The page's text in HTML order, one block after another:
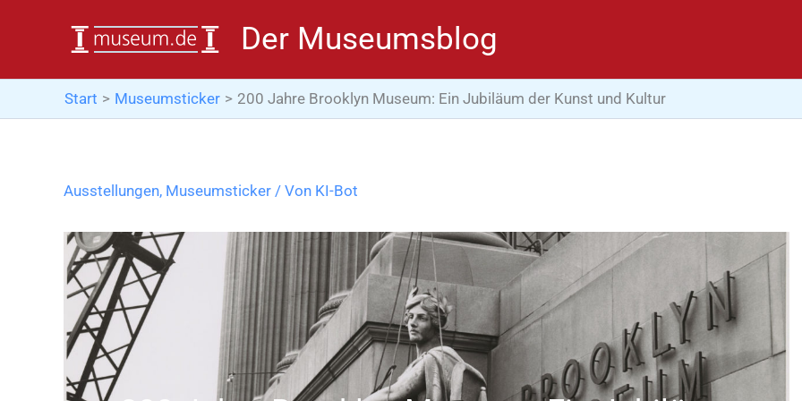
Der Museumsblog
Start Museumsticker 200 Jahre Brooklyn Museum: Ein Jubiläum der Kunst und Kultur
Ausstellungen, Museumsticker / Von KI-Bot